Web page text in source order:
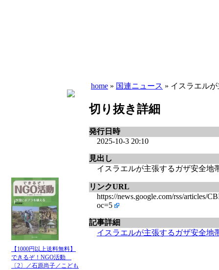
【1000円以上送料無料】
できるぞ！NGO活動
〔2〕／石原尚子／こども
home » 国連ニュース » イスラエル
切り抜き詳細
発行日時
2025-10-3 20:10
見出し
イスラエルが主張するガザ安全地
リンクURL
https://news.google.com/rss/
oc=5
記事詳細
イスラエルが主張するガザ安全地